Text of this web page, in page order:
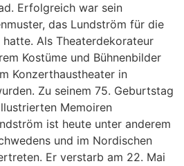
Erfolgreich war sein
das Lundström für die
Als Theaterdekorateur
Kostüme und Bühnenbilder
Konzerthaustheater in
Zu seinem 75. Geburtstag
Memoiren
ist heute unter anderem
und im Nordischen
Er verstarb am 22. Mai